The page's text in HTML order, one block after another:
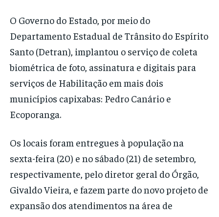
O Governo do Estado, por meio do
Departamento Estadual de Trânsito do Espírito
Santo (Detran), implantou o serviço de coleta
biométrica de foto, assinatura e digitais para
serviços de Habilitação em mais dois
municípios capixabas: Pedro Canário e
Ecoporanga.
Os locais foram entregues à populaçãona
sexta-feira (20) e no sábado (21) de setembro,
respectivamente, pelo diretor geral do Órgão,
Givaldo Vieira, e fazem parte do novo projeto de
expansão dos atendimentos na área de